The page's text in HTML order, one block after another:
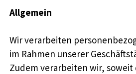
Allgemein
Wir verarbeiten
im Rahmen unserer
Zudem verarbeiten wir, soweit